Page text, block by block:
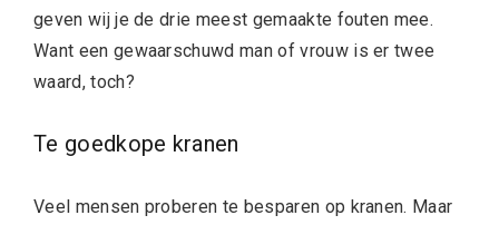
geven wij je de drie meest gemaakte fouten mee.
Want een gewaarschuwd man of vrouw is er twee
waard, toch?
Te goedkope kranen
Veel mensen proberen te besparen op kranen. Maar